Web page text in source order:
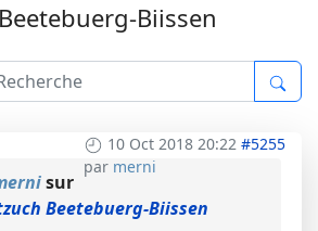
Biissen
10 Oct 2018 20:22 #5255
par merni
sur
Beetebuerg-Biissen